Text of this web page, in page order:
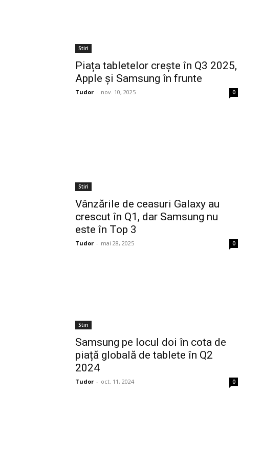
Stiri
Piața tabletelor crește în Q3 2025,
Apple și Samsung în frunte
Tudor - nov. 10, 2025 0
Stiri
Vânzările de ceasuri Galaxy au
crescut în Q1, dar Samsung nu
este în Top 3
Tudor - mai 28, 2025 0
Stiri
Samsung pe locul doi în cota de
piață globală de tablete în Q2
2024
Tudor - oct. 11, 2024 0